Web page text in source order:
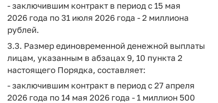
- заключившим контракт в период с 15 мая
2026 года по 31 июля 2026 года - 2 миллиона
рублей.
3.3. Размер единовременной денежной выплаты
лицам, указанным в абзацах 9, 10 пункта 2
настоящего Порядка, составляет:
- заключившим контракт в период с 27 апреля
2026 года по 14 мая 2026 года - 1 миллион 500